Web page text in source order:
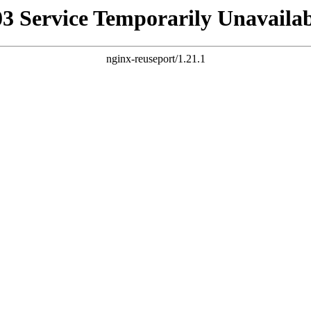
Service Temporarily
nginx-reuseport/1.21.1